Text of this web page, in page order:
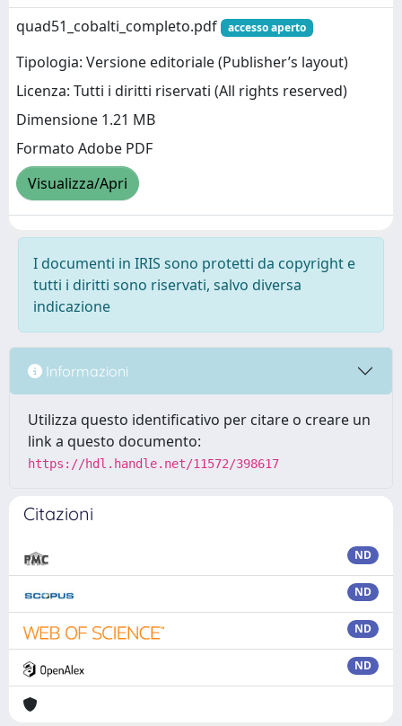
quad51_cobalti_completo.pdf
accesso aperto
Tipologia: Versione editoriale (Publisher’s layout)
Licenza: Tutti i diritti riservati (All rights reserved)
Dimensione 1.21 MB
Formato Adobe PDF
Visualizza/Apri
I documenti in IRIS sono protetti da copyright e
tutti i diritti sono riservati, salvo diversa
indicazione
Informazioni
Utilizza questo identificativo per citare o creare un
link a questo documento:
https://hdl.handle.net/11572/398617
Citazioni
ND
ND
ND
ND